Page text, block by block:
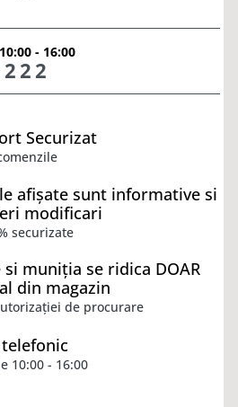
- 16:00
Securizat
afișate sunt informative si
modificari
securizate
muniția se ridica DOAR
din magazin
de procurare
10:00 - 16:00